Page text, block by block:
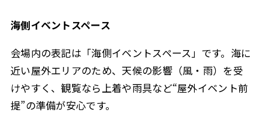
海側イベントスペース
会場内の表記は「海側イベントスペース」です。海に
近い屋外エリアのため、天候の影響（風・雨）を受
けやすく、観覧なら上着や雨具など“屋外イベント前
提”の準備が安心です。